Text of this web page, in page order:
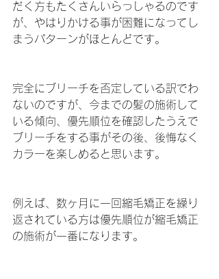
だく方もたくさんいらっしゃるのです
が、やはりかける事が困難になってし
まうパターンがほとんどです。
完全にブリーチを否定している訳でわ
ないのですが、今までの髪の施術して
いる傾向、優先順位を確認したうえで
ブリーチをする事がその後、後悔なく
カラーを楽しめると思います。
例えば、数ヶ月に一回縮毛矯正を繰り
返されている方は優先順位が縮毛矯正
の施術が一番になります。